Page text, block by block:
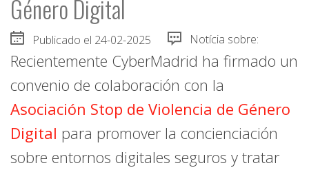
Género Digital
Publicado el 24-02-2025 Notícia sobre:
Recientemente CyberMadrid ha firmado un
convenio de colaboración con la
Asociación Stop de Violencia de Género
Digital para promover la concienciación
sobre entornos digitales seguros y tratar